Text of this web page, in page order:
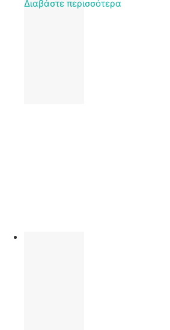
Διαβάστε περισσότερα